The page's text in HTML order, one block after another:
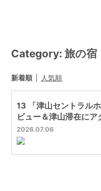
旅の宿
新着順 人気順
2026 07 06
13 「津山セントラル
ビュー＆津山滞在にア